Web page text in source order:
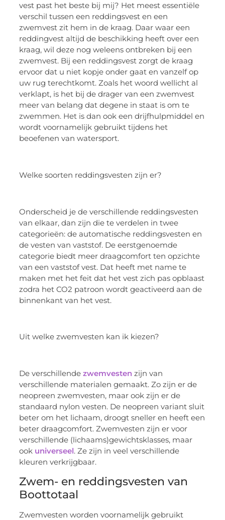
vest past het beste bij mij? Het meest essentiële
verschil tussen een reddingsvest en een
zwemvest zit hem in de kraag. Daar waar een
reddingvest altijd de beschikking heeft over een
kraag, wil deze nog weleens ontbreken bij een
zwemvest. Bij een reddingsvest zorgt de kraag
ervoor dat u niet kopje onder gaat en vanzelf op
uw rug terechtkomt. Zoals het woord wellicht al
verklapt, is het bij de drager van een zwemvest
meer van belang dat degene in staat is om te
zwemmen. Het is dan ook een drijfhulpmiddel en
wordt voornamelijk gebruikt tijdens het
beoefenen van watersport.
Welke soorten reddingsvesten zijn er?
Onderscheid je de verschillende reddingsvesten
van elkaar, dan zijn die te verdelen in twee
categorieën: de automatische reddingsvesten en
de vesten van vaststof. De eerstgenoemde
categorie biedt meer draagcomfort ten opzichte
van een vaststof vest. Dat heeft met name te
maken met het feit dat het vest zich pas opblaast
zodra het CO2 patroon wordt geactiveerd aan de
binnenkant van het vest.
Uit welke zwemvesten kan ik kiezen?
De verschillendezwemvesten zijn van
verschillende materialen gemaakt. Zo zijn er de
neopreen zwemvesten, maar ook zijn er de
standaard nylon vesten. De neopreen variant sluit
beter om het lichaam, droogt sneller en heeft een
beter draagcomfort. Zwemvesten zijn er voor
verschillende (lichaams)gewichtsklasses, maar
ook universeel. Ze zijn in veel verschillende
kleuren verkrijgbaar.
Zwem- en reddingsvesten van
Boottotaal
Zwemvesten worden voornamelijk gebruikt